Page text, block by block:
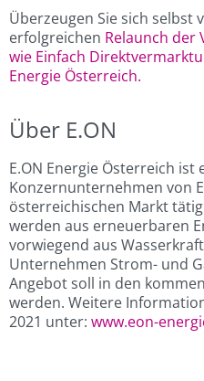
Überzeugen Sie sich selbst
erfolgreichen Relaunch der
wie Einfach
Energie Österreich.
Über E.ON
E.ON Energie Österreich
Konzernunternehmen von
österreichischen Markt
werden aus erneuerbaren
vorwiegend aus
Unternehmen Strom- und
Angebot soll in den
werden. Weitere
2021 unter: www.eon-